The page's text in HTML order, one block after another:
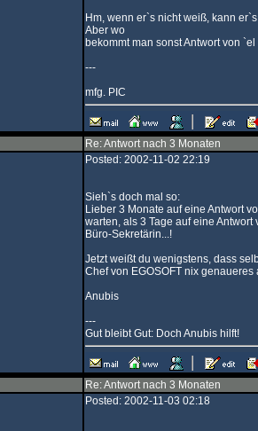
Hm, wenn er`s nicht weiß, kann
Aber wo
bekommt man sonst Antwort von
---
mfg. PIC
Re: Antwort nach 3 Monaten
Posted: 2002-11-02 22:19
Sieh`s doch mal so:
Lieber 3 Monate auf eine Antwort
warten, als 3 Tage auf eine Antwort
Büro-Sekretärin...!
Jetzt weißt du wenigstens, dass
Chef von EGOSOFT nix
Anubis
---
Gut bleibt Gut: Doch Anubis hilft!
Re: Antwort nach 3 Monaten
Posted: 2002-11-03 02:18